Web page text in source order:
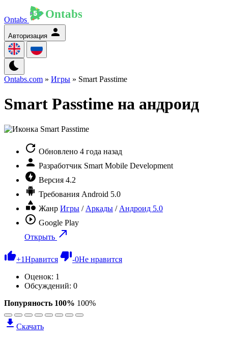
Ontabs
Авторизация
Ontabs.com » Игры » Smart Passtime
Smart Passtime на андроид
Обновлено 4 года назад
Разработчик Smart Mobile Development
Версия 4.2
Требования Android 5.0
Жанр Игры / Аркады / Андроид 5.0
Google Play
Открыть
+1Нравится -0Не нравится
Оценок: 1
Обсуждений: 0
Попуряность 100% 100%
Скачать